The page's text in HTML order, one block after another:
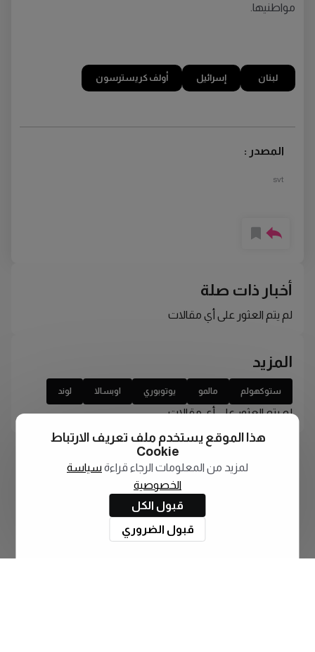
مواطنيها.
لبنان إسرائيل أولف كريسترسون
المصدر :
svt
أخبار ذات صلة
لم يتم العثور على أي مقالات
المزيد
ستوكهولم مالمو يوتوبوري اوبسالا لوند
لم يتم العثور على أي مقالات
هذا الموقع يستخدم ملف تعريف الارتباط
Cookie
لمزيد من المعلومات الرجاء قراءة سياسة
الخصوصية
قبول الكل
قبول الضروري